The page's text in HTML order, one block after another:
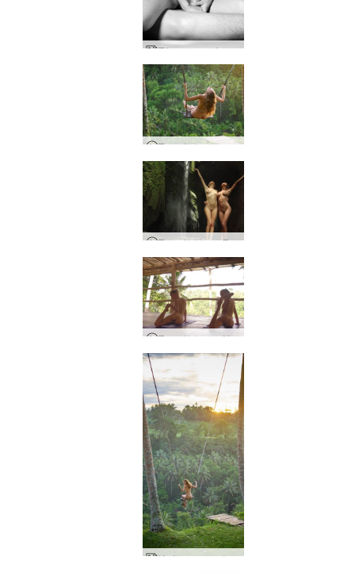
Τέχνη πορνό τριφύλλι
Τριφύλλι που ταλαντεύεται στο Μπαλί
Τριφύλλι και Πούτρι γυμνοί στον καταρράκτη του Μπαλί
Τριφύλλι και Ναταλία Μια γυμνή γιόγκα στο Μπαλί
Κούνια τριφυλλιού Ubud Bali